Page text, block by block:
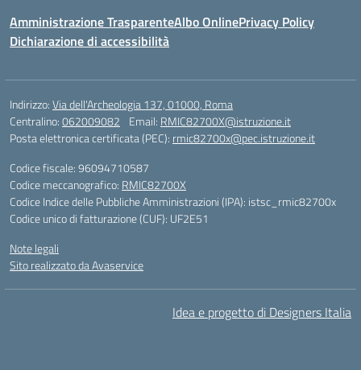
Amministrazione TrasparenteAlbo OnlinePrivacy Policy
Dichiarazione di accessibilità
Indirizzo:Via dell'Archeologia 137, 01000, Roma
Centralino:062009082 Email: RMIC82700X@istruzione.it
Posta elettronica certificata (PEC): rmic82700x@pec.istruzione.it
Codice fiscale: 96094710587
Codice meccanografico: RMIC82700X
Codice Indice delle Pubbliche Amministrazioni (IPA): istsc_rmic82700x
Codice unico di fatturazione (CUF): UF2E51
Note legali
Sito realizzato da Avaservice
Idea e progetto di Designers Italia